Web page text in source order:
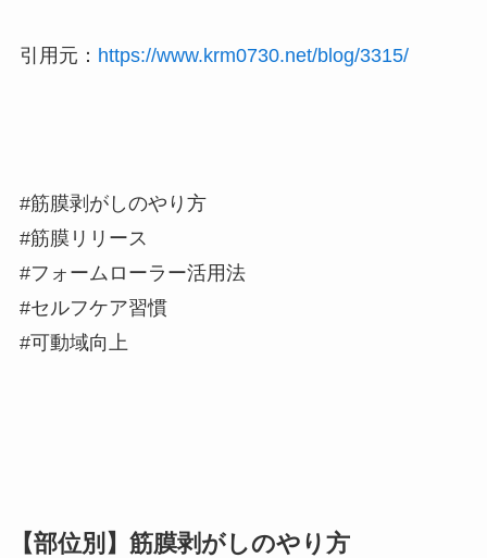
引用元： https://www.krm0730.net/blog/3315/
#筋膜剥がしのやり方
#筋膜リリース
#フォームローラー活用法
#セルフケア習慣
#可動域向上
【部位別】筋膜剥がしのやり方